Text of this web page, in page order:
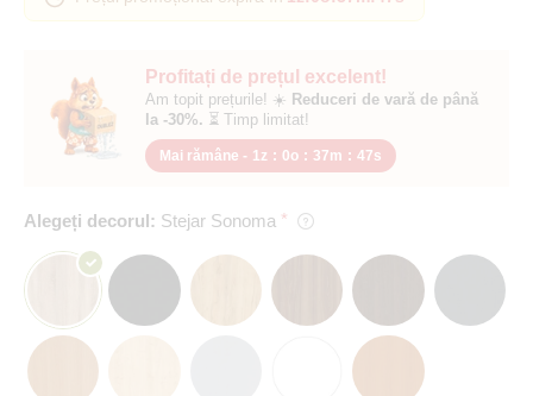
Profitați de prețul excelent!
Am topit prețurile! ☀️ Reduceri de vară de până
la -30%. ⏳ Timp limitat!
Mai rămâne - 1z : 0o : 37m : 46s
Alegeți decorul: Stejar Sonoma